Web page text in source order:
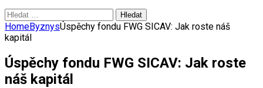
Vyhledávání
HomeByznysÚspěchy fondu FWG SICAV: Jak roste náš
kapitál
Úspěchy fondu FWG SICAV: Jak roste
náš kapitál